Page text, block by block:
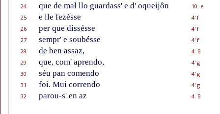
24
que de mal llo guardass' e d' oqueijôn
10 e
25
e lle fezésse
4' f
26
per que dissésse
4' f
27
sempr' e soubésse
4' f
28
de ben assaz,
4 B
29
que, com' aprendo,
4' g
30
séu pan comendo
4' g
31
foi. Mui correndo
4' g
32
parou-s' en az 4 B